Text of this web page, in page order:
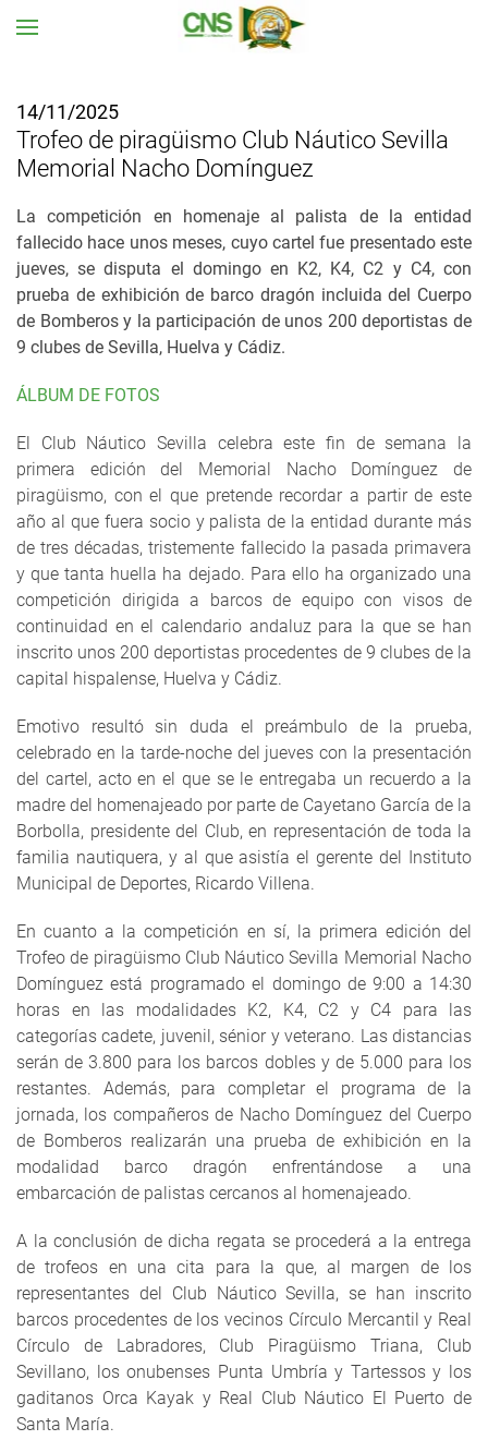
14/11/2025
Trofeo de piragüismo Club Náutico Sevilla
Memorial Nacho Domínguez
La competición en homenaje al palista de la entidad
fallecido hace unos meses, cuyo cartel fue presentado este
jueves, se disputa el domingo en K2, K4, C2 y C4, con
prueba de exhibición de barco dragón incluida del Cuerpo
de Bomberos y la participación de unos 200 deportistas de
9 clubes de Sevilla, Huelva y Cádiz.
ÁLBUM DE FOTOS
El Club Náutico Sevilla celebra este fin de semana la
primera edición del Memorial Nacho Domínguez de
piragüismo, con el que pretende recordar a partir de este
año al que fuera socio y palista de la entidad durante más
de tres décadas, tristemente fallecido la pasada primavera
y que tanta huella ha dejado. Para ello ha organizado una
competición dirigida a barcos de equipo con visos de
continuidad en el calendario andaluz para la que se han
inscrito unos 200 deportistas procedentes de 9 clubes de la
capital hispalense, Huelva y Cádiz.
Emotivo resultó sin duda el preámbulo de la prueba,
celebrado en la tarde-noche del jueves con la presentación
del cartel, acto en el que se le entregaba un recuerdo a la
madre del homenajeado por parte de Cayetano García de la
Borbolla, presidente del Club, en representación de toda la
familia nautiquera, y al que asistía el gerente del Instituto
Municipal de Deportes, Ricardo Villena.
En cuanto a la competición en sí, la primera edición del
Trofeo de piragüismo Club Náutico Sevilla Memorial Nacho
Domínguez está programado el domingo de 9:00 a 14:30
horas en las modalidades K2, K4, C2 y C4 para las
categorías cadete, juvenil, sénior y veterano. Las distancias
serán de 3.800 para los barcos dobles y de 5.000 para los
restantes. Además, para completar el programa de la
jornada, los compañeros de Nacho Domínguez del Cuerpo
de Bomberos realizarán una prueba de exhibición en la
modalidad barco dragón enfrentándose a una
embarcación de palistas cercanos al homenajeado.
A la conclusión de dicha regata se procederá a la entrega
de trofeos en una cita para la que, al margen de los
representantes del Club Náutico Sevilla, se han inscrito
barcos procedentes de los vecinos Círculo Mercantil y Real
Círculo de Labradores, Club Piragüismo Triana, Club
Sevillano, los onubenses Punta Umbría y Tartessos y los
gaditanos Orca Kayak y Real Club Náutico El Puerto de
Santa María.